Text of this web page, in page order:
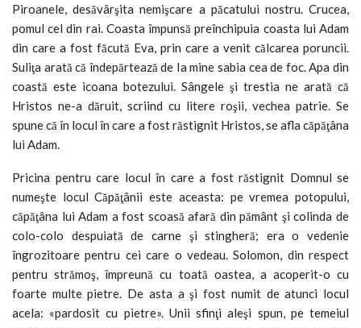
Piroanele, desăvârşita ne­mişcare a păcatului nostru. Crucea,
pomul cel din rai. Coasta împunsă preînchipuia coasta lui Adam
din care a fost făcută Eva, prin care a venit călcarea poruncii.
Suliţa arată că îndepărtează de Ia mine sabia cea de foc. Apa din
coastă este icoana botezului. Sângele şi trestia ne arată că
Hristos ne-a dăruit, scriind cu litere roşii, vechea patrie. Se
spune că în locul în care a fost răstignit Hristos, se afla căpăţâna
lui Adam.
Pricina pentru care locul în care a fost răstignit Domnul se
numeşte locul Căpăţânii este aceasta: pe vremea potopului,
căpăţâna lui Adam a fost scoasă afară din pământ şi co­linda de
colo-colo despuiată de carne şi stingheră; era o vedenie
îngrozitoare pentru cei care o vedeau. Solomon, din respect
pen­tru strămoş, împreună cu toată oastea, a acoperit-o cu
foarte multe pietre. De asta a şi fost numit de atunci locul
acela: «pardosit cu pietre». Unii sfinţi aleşi spun, pe temeiul